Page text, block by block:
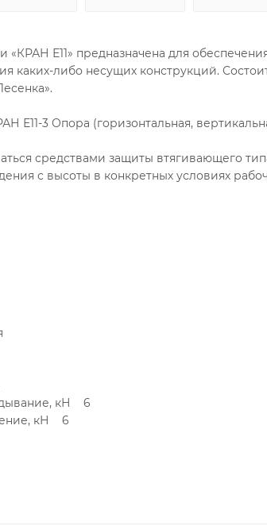
Е11» предназначена для
каких-либо несущих конструкций.
Е11-3 Опора (горизонтальная,
средствами защиты втягивающего
с высоты в конкретных условиях
кН 6
кН 6